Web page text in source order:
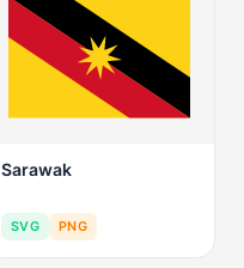
Sarawak
SVG PNG